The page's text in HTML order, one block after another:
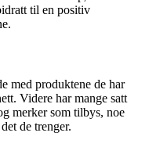
til en positiv
med produktene de har
Videre har mange satt
merker som tilbys, noe
de trenger.